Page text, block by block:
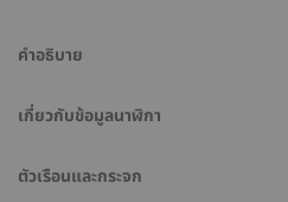
คำอธิบาย
เกี่ยวกับข้อมูลนาฬิกา
ตัวเรือนและกระจก